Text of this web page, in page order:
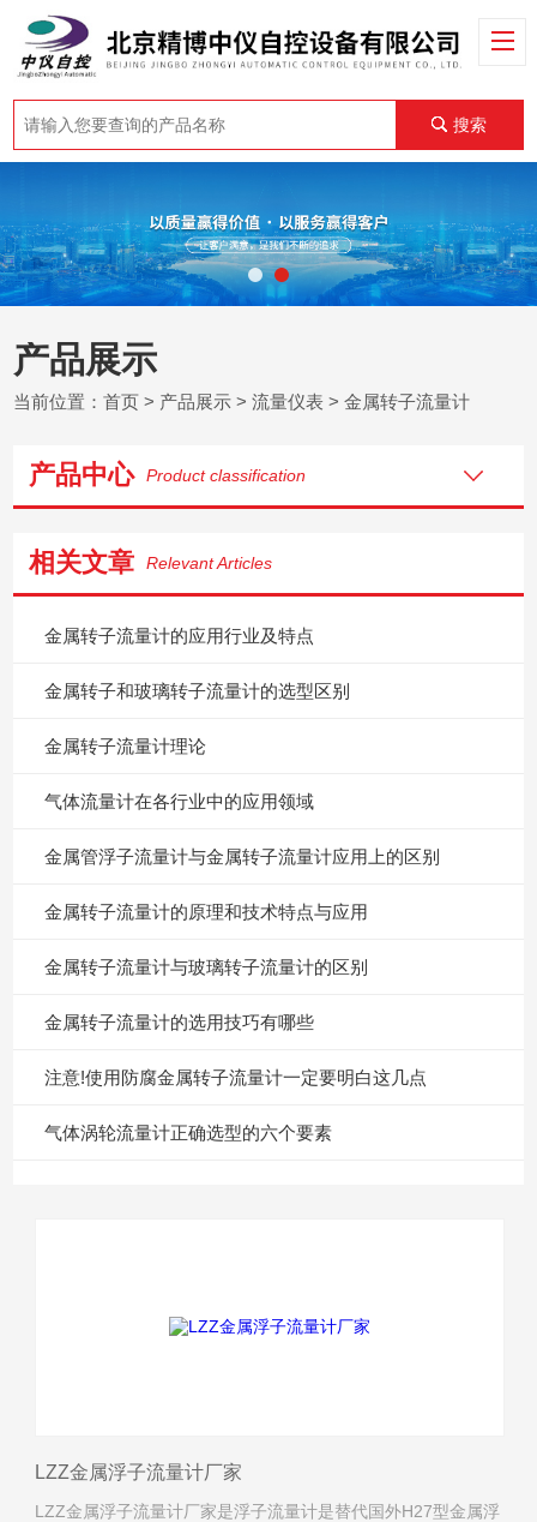
搜索
产品展示
当前位置：首页 > 产品展示 >流量仪表 >金属转子流量计
产品中心 Product classification
相关文章 Relevant Articles
金属转子流量计的应用行业及特点
金属转子和玻璃转子流量计的选型区别
金属转子流量计理论
气体流量计在各行业中的应用领域
金属管浮子流量计与金属转子流量计应用上的区别
金属转子流量计的原理和技术特点与应用
金属转子流量计与玻璃转子流量计的区别
金属转子流量计的选用技巧有哪些
注意!使用防腐金属转子流量计一定要明白这几点
​气体涡轮流量计正确选型的六个要素
LZZ金属浮子流量计厂家
LZZ金属浮子流量计厂家是浮子流量计是替代国外H27型金属浮